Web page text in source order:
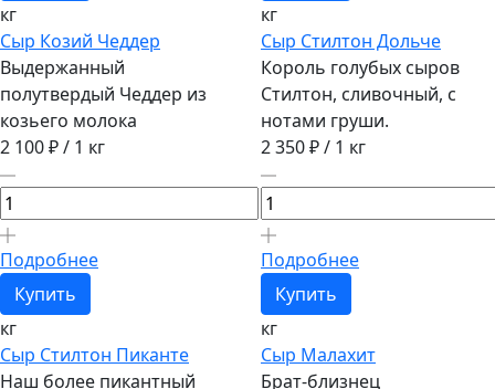
кг
кг
Сыр Козий Чеддер
Выдержанный
полутвердый Чеддер из
козьего молока
2 100 ₽/ 1 кг
Подробнее
Купить
кг
Сыр Стилтон Дольче
Король голубых сыров
Стилтон, сливочный, с
нотами груши.
2 350 ₽/ 1 кг
Подробнее
Купить
кг
Сыр Стилтон Пиканте
Наш более пикантный
Сыр Малахит
Брат-близнец